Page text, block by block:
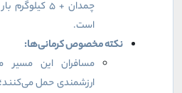
چمدان + ۵
است.
نکته مخصوص کرمانی‌ها:
مسافران این مسیر
ارزشمندی حمل می‌کنند؛